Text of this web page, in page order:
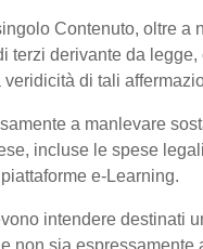
Contenuto, oltre a
derivante da
di tali
a manlevare
incluse le spese
e-Learning.
intendere destinati
sia